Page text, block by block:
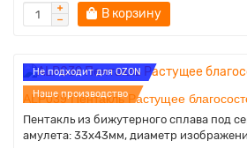
В корзину
Не подходит для OZON
Наше производство
ALP039 Пентакль Растущее
Пентакль из бижутерного сплава под
амулета: 33х43мм, диаметр